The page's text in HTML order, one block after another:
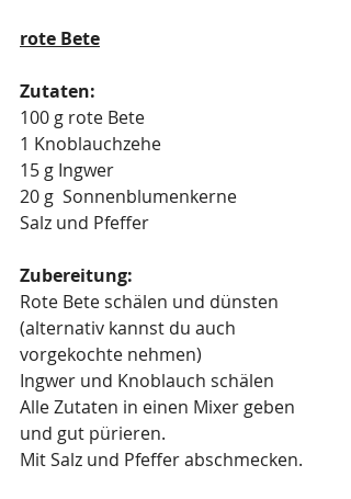
rote Bete
Zutaten:
100 g rote Bete
1 Knoblauchzehe
15 g Ingwer
20 g  Sonnenblumenkerne
Salz und Pfeffer
Zubereitung:
Rote Bete schälen und dünsten
(alternativ kannst du auch
vorgekochte nehmen)
Ingwer und Knoblauch schälen
Alle Zutaten in einen Mixer geben
und gut pürieren.
Mit Salz und Pfeffer abschmecken.